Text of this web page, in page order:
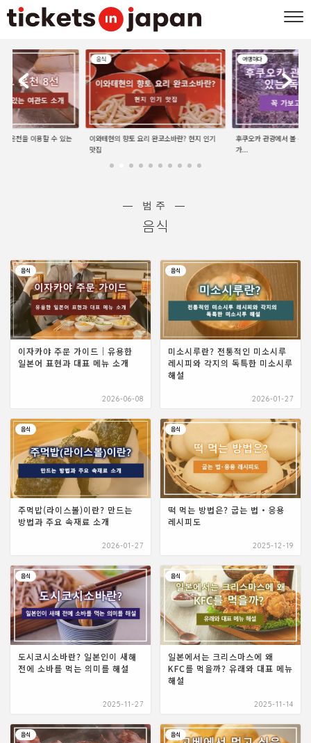
| 온천을 이용할 수 있는
음식
이와테현의 향토 요리 완코소바란? 현지 인기
맛집
여행하다
후쿠오카 관광에서 볼 수
가...
― 범주 ―
음식
음식
이자카야 주문 가이드｜유용한
일본어 표현과 대표 메뉴 소개
2026-06-08
음식
미소시루란? 전통적인 미소시루
레시피와 각지의 독특한 미소시루
해설
2026-01-27
음식
주먹밥(라이스볼)이란? 만드는
방법과 주요 속재료 소개
2026-01-27
음식
떡 먹는 방법은? 굽는 법・응용
레시피도
2025-12-19
음식
도시코시소바란? 일본인이 새해
전에 소바를 먹는 의미를 해설
2025-11-27
음식
일본에서는 크리스마스에 왜
KFC를 먹을까? 유래와 대표 메뉴
해설
2025-11-14
음식 음식